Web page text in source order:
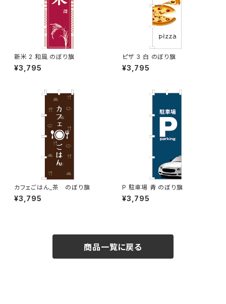
新米 2 和風 のぼり旗
¥3,795
ピザ 3 白 のぼり旗
¥3,795
カフェごはん_茶 のぼり旗
¥3,795
P 駐車場 青 のぼり旗
¥3,795
商品一覧に戻る